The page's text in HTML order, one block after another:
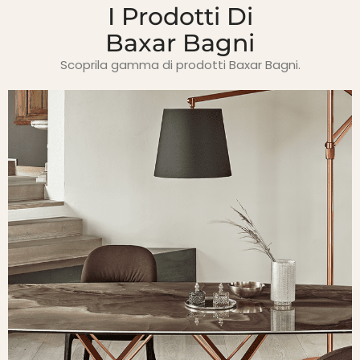
I Prodotti Di
Baxar Bagni
Scoprila gamma di prodotti Baxar Bagni.